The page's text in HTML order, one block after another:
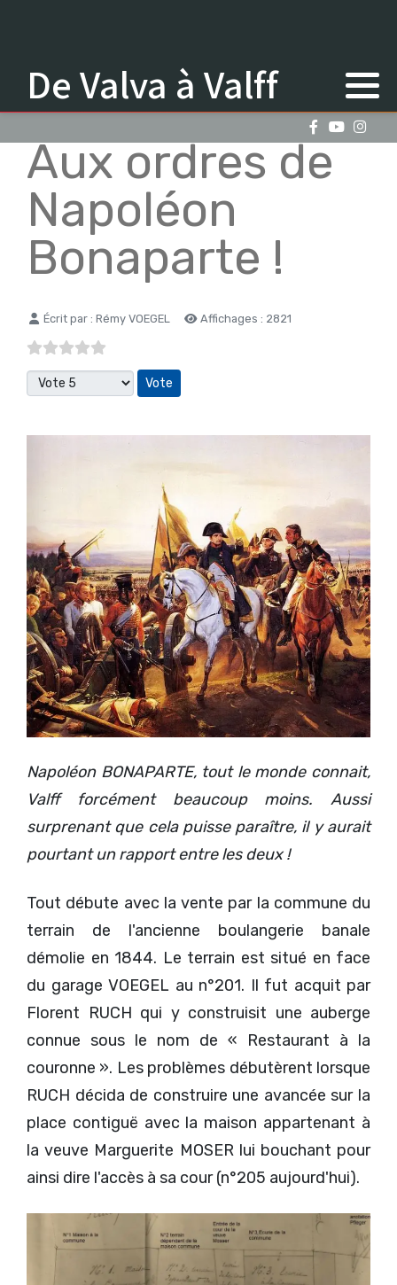
De Valva à Valff
Aux ordres de
Napoléon
Bonaparte !
Détails
Écrit par : Rémy VOEGEL Affichages : 2821
Veuillez voter
Napoléon BONAPARTE, tout le monde connait,
Valff forcément beaucoup moins. Aussi
surprenant que cela puisse paraître, il y aurait
pourtant un rapport entre les deux !
Tout débute avec la vente par la commune du
terrain de l'ancienne boulangerie banale
démolie en 1844. Le terrain est situé en face
du garage VOEGEL au n°201. Il fut acquit par
Florent RUCH qui y construisit une auberge
connue sous le nom de « Restaurant à la
couronne ». Les problèmes débutèrent lorsque
RUCH décida de construire une avancée sur la
place contiguë avec la maison appartenant à
la veuve Marguerite MOSER lui bouchant pour
ainsi dire l'accès à sa cour (n°205 aujourd'hui).